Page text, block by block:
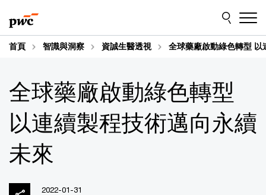
to
content
to
footer
首頁 智識與洞察 資誠生醫透視 全球藥廠啟動綠色轉型
全球藥廠啟動綠色轉型
以連續製程技術邁向永續
未來
2022-01-31